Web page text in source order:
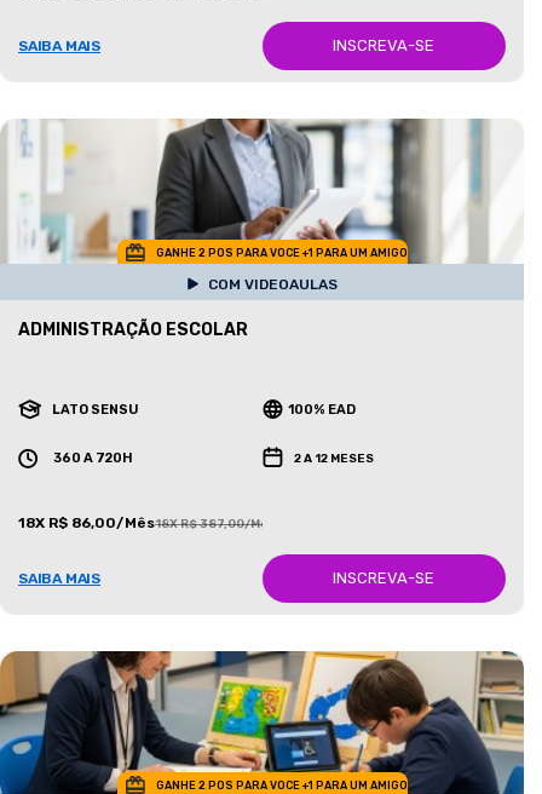
SAIBA MAIS INSCREVA-SE
GANHE 2 POS PARA VOCE +1 PARA UM AMIGO
COM VIDEOAULAS
ADMINISTRAÇÃO ESCOLAR
LATO SENSU 100% EAD
360 A 720H 2 A 12 MESES
18X R$ 86,00/Mês18X R$ 387,00/Mês
SAIBA MAIS INSCREVA-SE
GANHE 2 POS PARA VOCE +1 PARA UM AMIGO